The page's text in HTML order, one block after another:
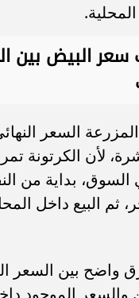
سعر البيض بين
السعر
لأن الكرتونة
بداية من
ثم البيع داخل
واضح بين السعر
والسعر الموجود